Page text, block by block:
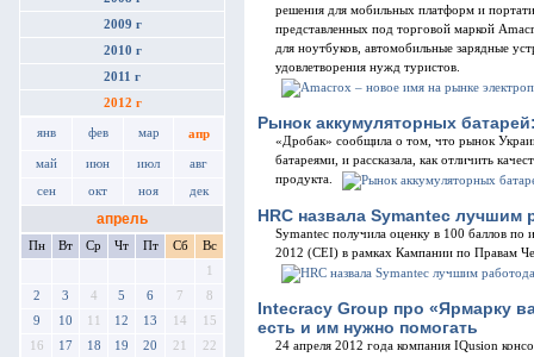
2009 г
2010 г
2011 г
2012 г
янв фев мар апр
май июн июл авг
сен окт ноя дек
апрель
Пн Вт Ср Чт Пт Сб
Вс
1
2
3 4 5 6 7
8
9
10 11 12 13 14
15
16
17 18 19 20 21 22
решения для мобильных платформ и
представленных под торговой маркой
для ноутбуков, автомобильные зарядные
удовлетворения нужд туристов.
Рынок аккумуляторных
«Дробак» сообщила о том, что рынок
батареями, и рассказала, как отличить
продукта.
HRC назвала Symantec лучшим
Symantec получила оценку в 100 баллов по
2012 (CEI) в рамках Кампании по Правам
Intecracy Group про «Ярмарку
есть и им нужно помогать
24 апреля 2012 года компания IQusion